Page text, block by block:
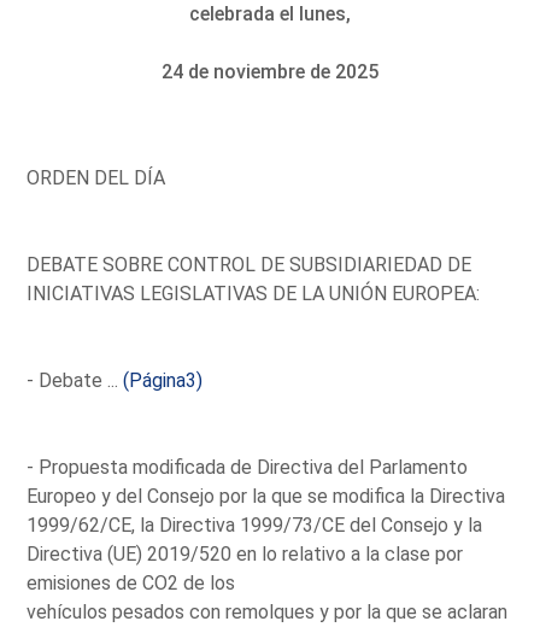
celebrada el lunes,
24 de noviembre de 2025
ORDEN DEL DÍA
DEBATE SOBRE CONTROL DE SUBSIDIARIEDAD DE
INICIATIVAS LEGISLATIVAS DE LA UNIÓN EUROPEA:
- Debate ...(Página3)
- Propuesta modificada de Directiva del Parlamento
Europeo y del Consejo por la que se modifica la Directiva
1999/62/CE, la Directiva 1999/73/CE del Consejo y la
Directiva (UE) 2019/520 en lo relativo a la clase por
emisiones de CO2 de los
vehículos pesados con remolques y por la que se aclaran